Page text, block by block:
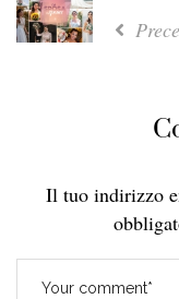
Il tuo indirizzo